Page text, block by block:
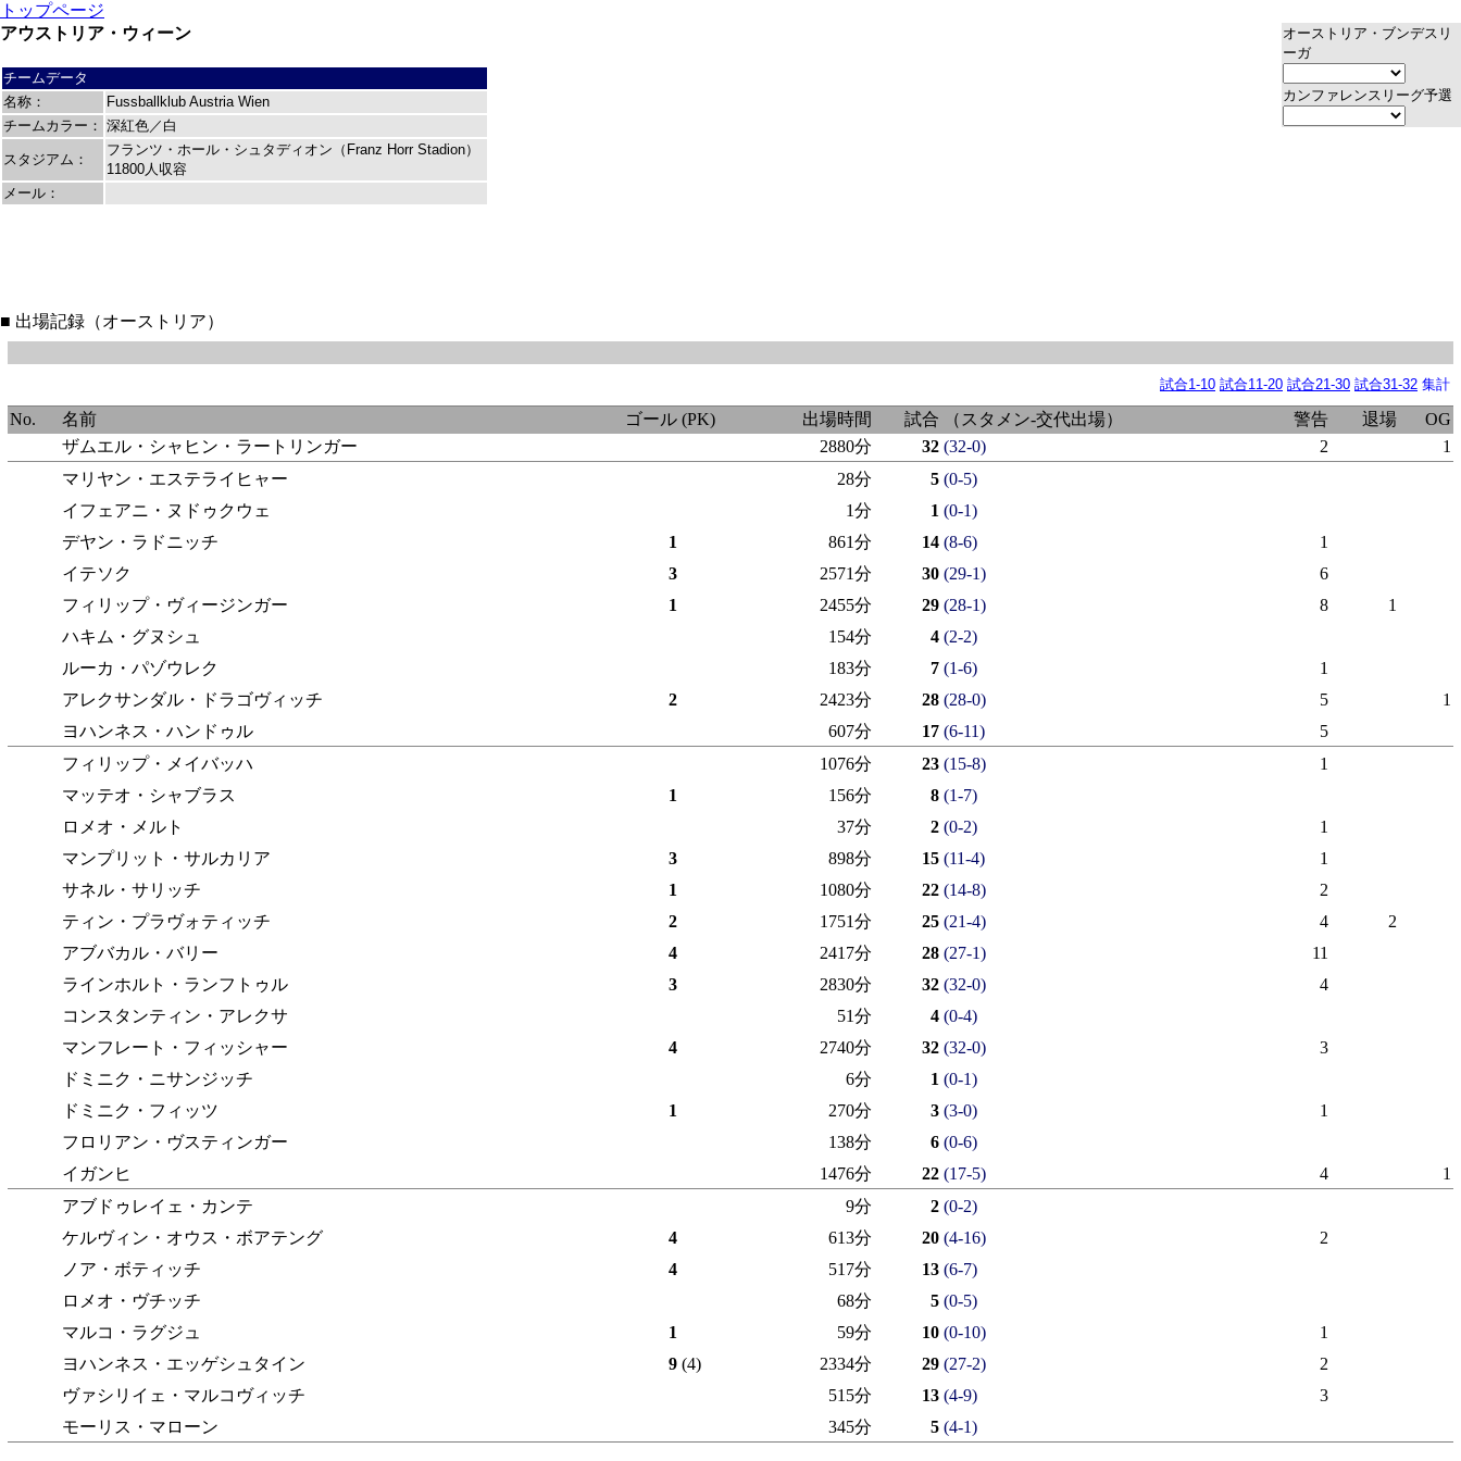
トップページ
オーストリア・ブンデスリ
ーガ
カンファレンスリーグ予選
アウストリア・ウィーン
チームデータ
名称：
Fussballklub Austria Wien
チームカラー： 深紅色／白
スタジアム：
フランツ・ホール・シュタディオン（Franz Horr Stadion）
11800人収容
メール：
■ 出場記録（オーストリア）
試合1-10 試合11-20 試合21-30 試合31-32 集計
No. 名前 ゴール (PK) 出場時間 試合 （スタメン-交代出場） 警告 退場
OG
ザムエル・シャヒン・ラートリンガー
2880分 32 (32-0) 2
1
マリヤン・エステライヒャー
28分 5 (0-5)
イフェアニ・ヌドゥクウェ
1分 1 (0-1)
デヤン・ラドニッチ
1 861分 14 (8-6)
1
イテソク
3 2571分 30 (29-1)
6
フィリップ・ヴィージンガー
1 2455分 29 (28-1) 8
1
ハキム・グヌシュ
154分 4 (2-2)
ルーカ・パゾウレク
183分 7 (1-6)
1
アレクサンダル・ドラゴヴィッチ
2 2423分 28 (28-0) 5
1
ヨハンネス・ハンドゥル
607分 17 (6-11)
5
フィリップ・メイバッハ
1076分 23 (15-8)
1
マッテオ・シャブラス
1 156分 8 (1-7)
ロメオ・メルト
37分 2 (0-2)
1
マンプリット・サルカリア
3 898分 15 (11-4)
1
サネル・サリッチ
1 1080分 22 (14-8)
2
ティン・プラヴォティッチ
2 1751分 25 (21-4) 4
2
アブバカル・バリー
4 2417分 28 (27-1)
11
ラインホルト・ランフトゥル
3 2830分 32 (32-0)
4
コンスタンティン・アレクサ
51分 4 (0-4)
マンフレート・フィッシャー
4 2740分 32 (32-0)
3
ドミニク・ニサンジッチ
6分 1 (0-1)
ドミニク・フィッツ
1 270分 3 (3-0)
1
フロリアン・ヴスティンガー
138分 6 (0-6)
イガンヒ
1476分 22 (17-5) 4
1
アブドゥレイェ・カンテ
9分 2 (0-2)
ケルヴィン・オウス・ボアテング
4 613分 20 (4-16)
2
ノア・ボティッチ
4 517分 13 (6-7)
ロメオ・ヴチッチ
68分 5 (0-5)
マルコ・ラグジュ
1 59分 10 (0-10)
1
ヨハンネス・エッゲシュタイン
9 (4) 2334分 29 (27-2)
2
ヴァシリイェ・マルコヴィッチ
515分 13 (4-9)
3
モーリス・マローン
345分 5 (4-1)